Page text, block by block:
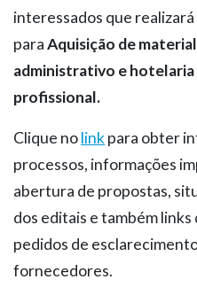
interessados que
paraAquisição de
administrativo e hotelaria
profissional.
Clique nolinkpara obter
processos, informações
abertura de propostas,
dos editais e também
pedidos de
fornecedores.